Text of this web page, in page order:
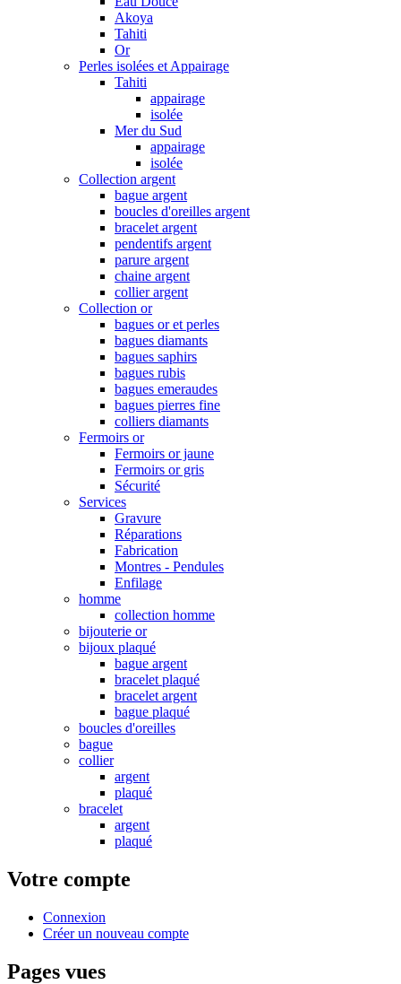
Akoya
Tahiti
Or
Perles isolées et Appairage
Tahiti
appairage
isolée
Mer du Sud
appairage
isolée
Collection argent
bague argent
boucles d'oreilles argent
bracelet argent
pendentifs argent
parure argent
chaine argent
collier argent
Collection or
bagues or et perles
bagues diamants
bagues saphirs
bagues rubis
bagues emeraudes
bagues pierres fine
colliers diamants
Fermoirs or
Fermoirs or jaune
Fermoirs or gris
Sécurité
Services
Gravure
Réparations
Fabrication
Montres - Pendules
Enfilage
homme
collection homme
bijouterie or
bijoux plaqué
bague argent
bracelet plaqué
bracelet argent
bague plaqué
boucles d'oreilles
bague
collier
argent
plaqué
bracelet
argent
plaqué
Votre compte
Connexion
Créer un nouveau compte
Pages vues